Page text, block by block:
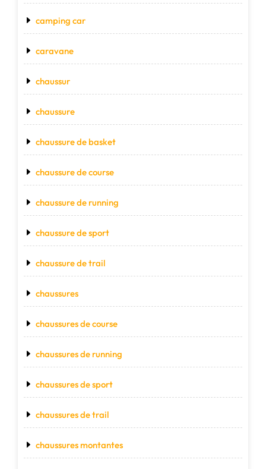
camping car
caravane
chaussur
chaussure
chaussure de basket
chaussure de course
chaussure de running
chaussure de sport
chaussure de trail
chaussures
chaussures de course
chaussures de running
chaussures de sport
chaussures de trail
chaussures montantes